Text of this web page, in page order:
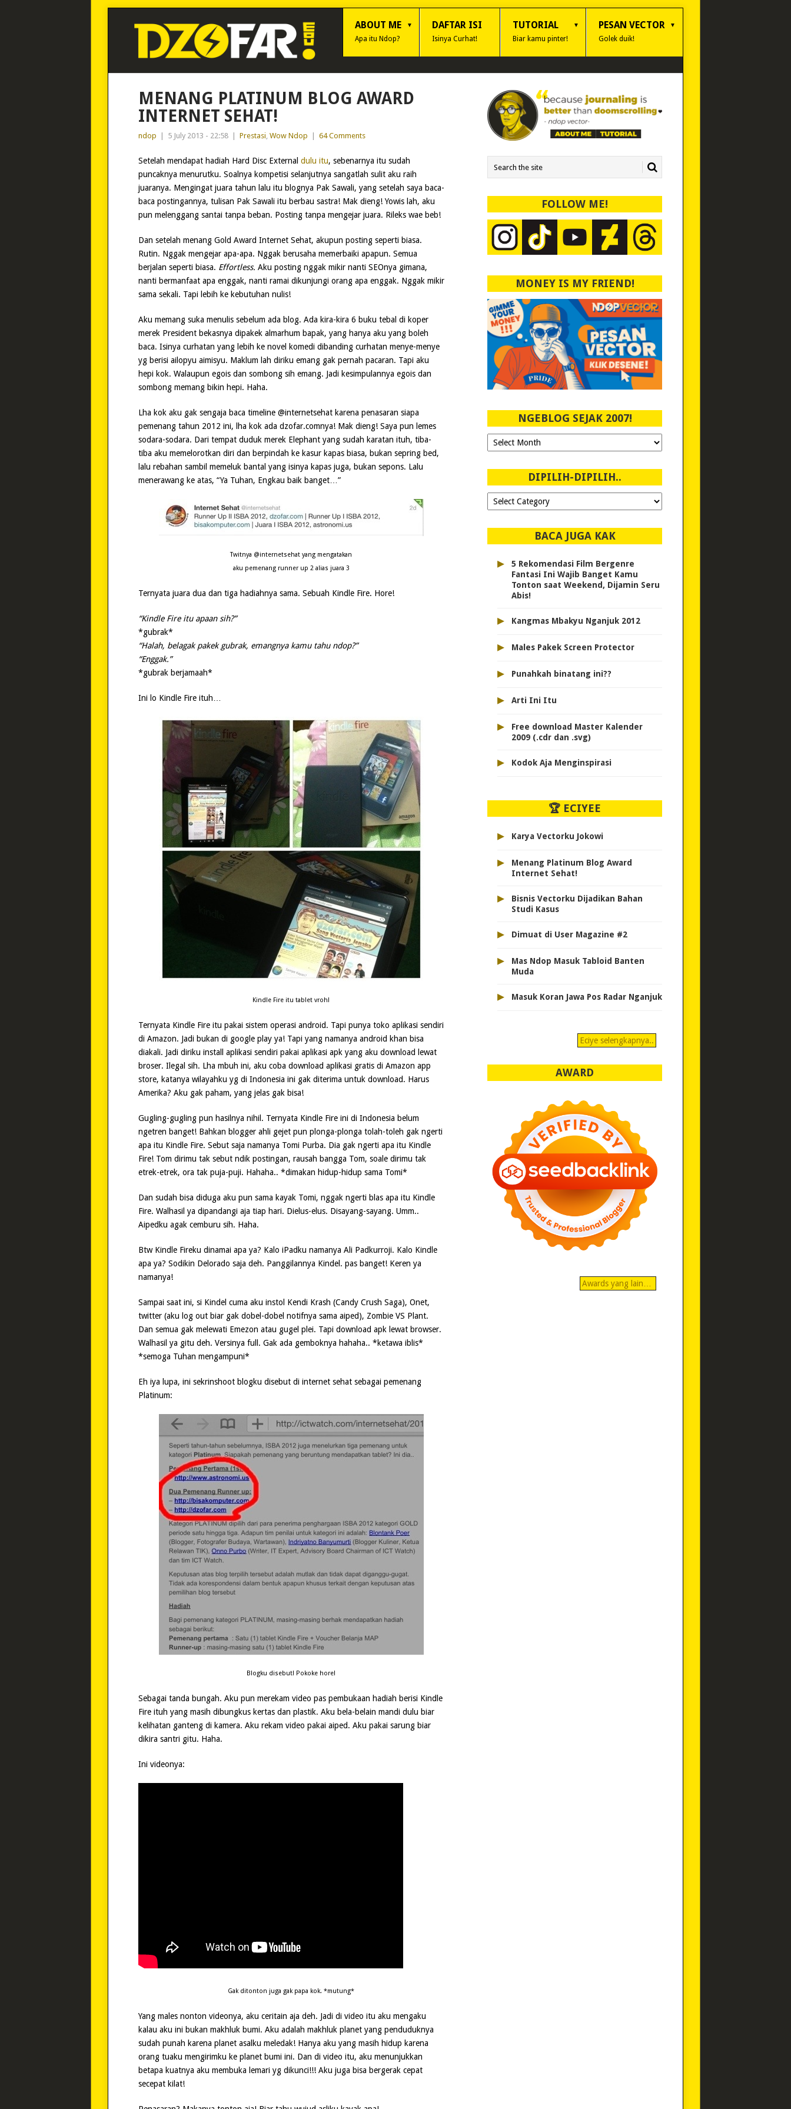
ABOUT ME
Apa itu Ndop?
DAFTAR ISI
Isinya Curhat!
TUTORIAL
Biar kamu pinter!
PESAN VECTOR
Golek duik!
MENANG PLATINUM BLOG AWARD
INTERNET SEHAT!
ndop 5 July 2013 - 22:58 Prestasi, Wow Ndop 64 Comments
Setelah mendapat hadiah Hard Disc External dulu itu, sebenarnya itu sudah
puncaknya menurutku. Soalnya kompetisi selanjutnya sangatlah sulit aku raih
juaranya. Mengingat juara tahun lalu itu blognya Pak Sawali, yang setelah saya baca-
baca postingannya, tulisan Pak Sawali itu berbau sastra! Mak dieng! Yowis lah, aku
pun melenggang santai tanpa beban. Posting tanpa mengejar juara. Rileks wae beb!
Dan setelah menang Gold Award Internet Sehat, akupun posting seperti biasa.
Rutin. Nggak mengejar apa-apa. Nggak berusaha memerbaiki apapun. Semua
berjalan seperti biasa. Effortless. Aku posting nggak mikir nanti SEOnya gimana,
nanti bermanfaat apa enggak, nanti ramai dikunjungi orang apa enggak. Nggak mikir
sama sekali. Tapi lebih ke kebutuhan nulis!
Aku memang suka menulis sebelum ada blog. Ada kira-kira 6 buku tebal di koper
merek President bekasnya dipakek almarhum bapak, yang hanya aku yang boleh
baca. Isinya curhatan yang lebih ke novel komedi dibanding curhatan menye-menye
yg berisi ailopyu aimisyu. Maklum lah diriku emang gak pernah pacaran. Tapi aku
hepi kok. Walaupun egois dan sombong sih emang. Jadi kesimpulannya egois dan
sombong memang bikin hepi. Haha.
Lha kok aku gak sengaja baca timeline @internetsehat karena penasaran siapa
pemenang tahun 2012 ini, lha kok ada dzofar.comnya! Mak dieng! Saya pun lemes
sodara-sodara. Dari tempat duduk merek Elephant yang sudah karatan ituh, tiba-
tiba aku memelorotkan diri dan berpindah ke kasur kapas biasa, bukan sepring bed,
lalu rebahan sambil memeluk bantal yang isinya kapas juga, bukan sepons. Lalu
menerawang ke atas, “Ya Tuhan, Engkau baik banget…”
Twitnya @internetsehat yang mengatakan
aku pemenang runner up 2 alias juara 3
Ternyata juara dua dan tiga hadiahnya sama. Sebuah Kindle Fire. Hore!
“Kindle Fire itu apaan sih?”
*gubrak*
“Halah, belagak pakek gubrak, emangnya kamu tahu ndop?”
“Enggak.”
*gubrak berjamaah*
Ini lo Kindle Fire ituh…
Kindle Fire itu tablet vroh!
Ternyata Kindle Fire itu pakai sistem operasi android. Tapi punya toko aplikasi sendiri
di Amazon. Jadi bukan di google play ya! Tapi yang namanya android khan bisa
diakali. Jadi diriku install aplikasi sendiri pakai aplikasi apk yang aku download lewat
broser. Ilegal sih. Lha mbuh ini, aku coba download aplikasi gratis di Amazon app
store, katanya wilayahku yg di Indonesia ini gak diterima untuk download. Harus
Amerika? Aku gak paham, yang jelas gak bisa!
Gugling-gugling pun hasilnya nihil. Ternyata Kindle Fire ini di Indonesia belum
ngetren banget! Bahkan blogger ahli gejet pun plonga-plonga tolah-toleh gak ngerti
apa itu Kindle Fire. Sebut saja namanya Tomi Purba. Dia gak ngerti apa itu Kindle
Fire! Tom dirimu tak sebut ndik postingan, rausah bangga Tom, soale dirimu tak
etrek-etrek, ora tak puja-puji. Hahaha.. *dimakan hidup-hidup sama Tomi*
Dan sudah bisa diduga aku pun sama kayak Tomi, nggak ngerti blas apa itu Kindle
Fire. Walhasil ya dipandangi aja tiap hari. Dielus-elus. Disayang-sayang. Umm..
Aipedku agak cemburu sih. Haha.
Btw Kindle Fireku dinamai apa ya? Kalo iPadku namanya Ali Padkurroji. Kalo Kindle
apa ya? Sodikin Delorado saja deh. Panggilannya Kindel. pas banget! Keren ya
namanya!
Sampai saat ini, si Kindel cuma aku instol Kendi Krash (Candy Crush Saga), Onet,
twitter (aku log out biar gak dobel-dobel notifnya sama aiped), Zombie VS Plant.
Dan semua gak melewati Emezon atau gugel plei. Tapi download apk lewat browser.
Walhasil ya gitu deh. Versinya full. Gak ada gemboknya hahaha.. *ketawa iblis*
*semoga Tuhan mengampuni*
Eh iya lupa, ini sekrinshoot blogku disebut di internet sehat sebagai pemenang
Platinum:
Blogku disebut! Pokoke hore!
Sebagai tanda bungah. Aku pun merekam video pas pembukaan hadiah berisi Kindle
Fire ituh yang masih dibungkus kertas dan plastik. Aku bela-belain mandi dulu biar
kelihatan ganteng di kamera. Aku rekam video pakai aiped. Aku pakai sarung biar
dikira santri gitu. Haha.
Ini videonya:
Gak ditonton juga gak papa kok. *mutung*
Yang males nonton videonya, aku ceritain aja deh. Jadi di video itu aku mengaku
kalau aku ini bukan makhluk bumi. Aku adalah makhluk planet yang penduduknya
sudah punah karena planet asalku meledak! Hanya aku yang masih hidup karena
orang tuaku mengirimku ke planet bumi ini. Dan di video itu, aku menunjukkan
betapa kuatnya aku membuka lemari yg dikunci!!! Aku juga bisa bergerak cepat
secepat kilat!
FOLLOW ME!
MONEY IS MY FRIEND!
NGEBLOG SEJAK 2007!
Ngeblog
Sejak
DIPILIH-DIPILIH..
Dipilih-
dipilih..
BACA JUGA KAK
▸
5 Rekomendasi Film Bergenre
Fantasi Ini Wajib Banget Kamu
Tonton saat Weekend, Dijamin Seru
Abis!
▸ Kangmas Mbakyu Nganjuk 2012
▸ Males Pakek Screen Protector
▸ Punahkah binatang ini??
▸ Arti Ini Itu
▸
Free download Master Kalender
2009 (.cdr dan .svg)
▸ Kodok Aja Menginspirasi
🏆 ECIYEE
▸ Karya Vectorku Jokowi
▸
Menang Platinum Blog Award
Internet Sehat!
▸
Bisnis Vectorku Dijadikan Bahan
Studi Kasus
▸ Dimuat di User Magazine #2
▸
Mas Ndop Masuk Tabloid Banten
Muda
▸ Masuk Koran Jawa Pos Radar Nganjuk
Eciye selengkapnya..
AWARD
Awards yang lain…